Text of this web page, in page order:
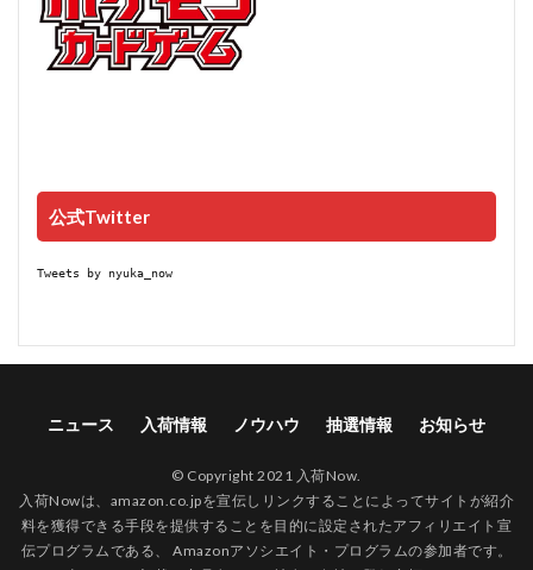
公式Twitter
Tweets by nyuka_now
ニュース 入荷情報 ノウハウ 抽選情報 お知らせ
© Copyright 2021 入荷Now.
入荷Nowは、amazon.co.jpを宣伝しリンクすることによってサイトが紹介
料を獲得できる手段を提供することを目的に設定されたアフィリエイト宣
伝プログラムである、 Amazonアソシエイト・プログラムの参加者です。